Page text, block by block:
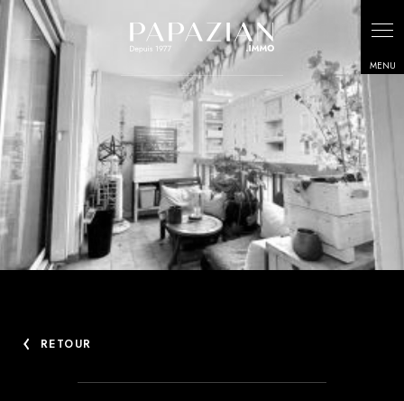
RETOUR
Panneau de gestion des cookies